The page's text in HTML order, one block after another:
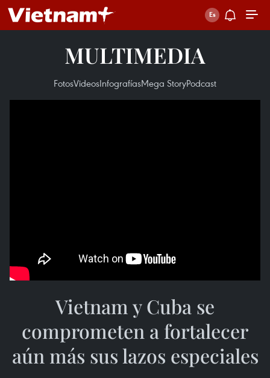
MULTIMEDIA
FotosVideosInfografíasMega StoryPodcast
Vietnam y Cuba se
comprometen a fortalecer
aún más sus lazos especiales